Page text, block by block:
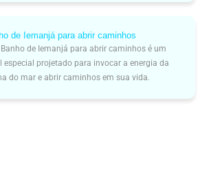
de Iemanjá para abrir caminhos
Banho de Iemanjá para abrir caminhos é um
especial projetado para invocar a energia da
do mar e abrir caminhos em sua vida.